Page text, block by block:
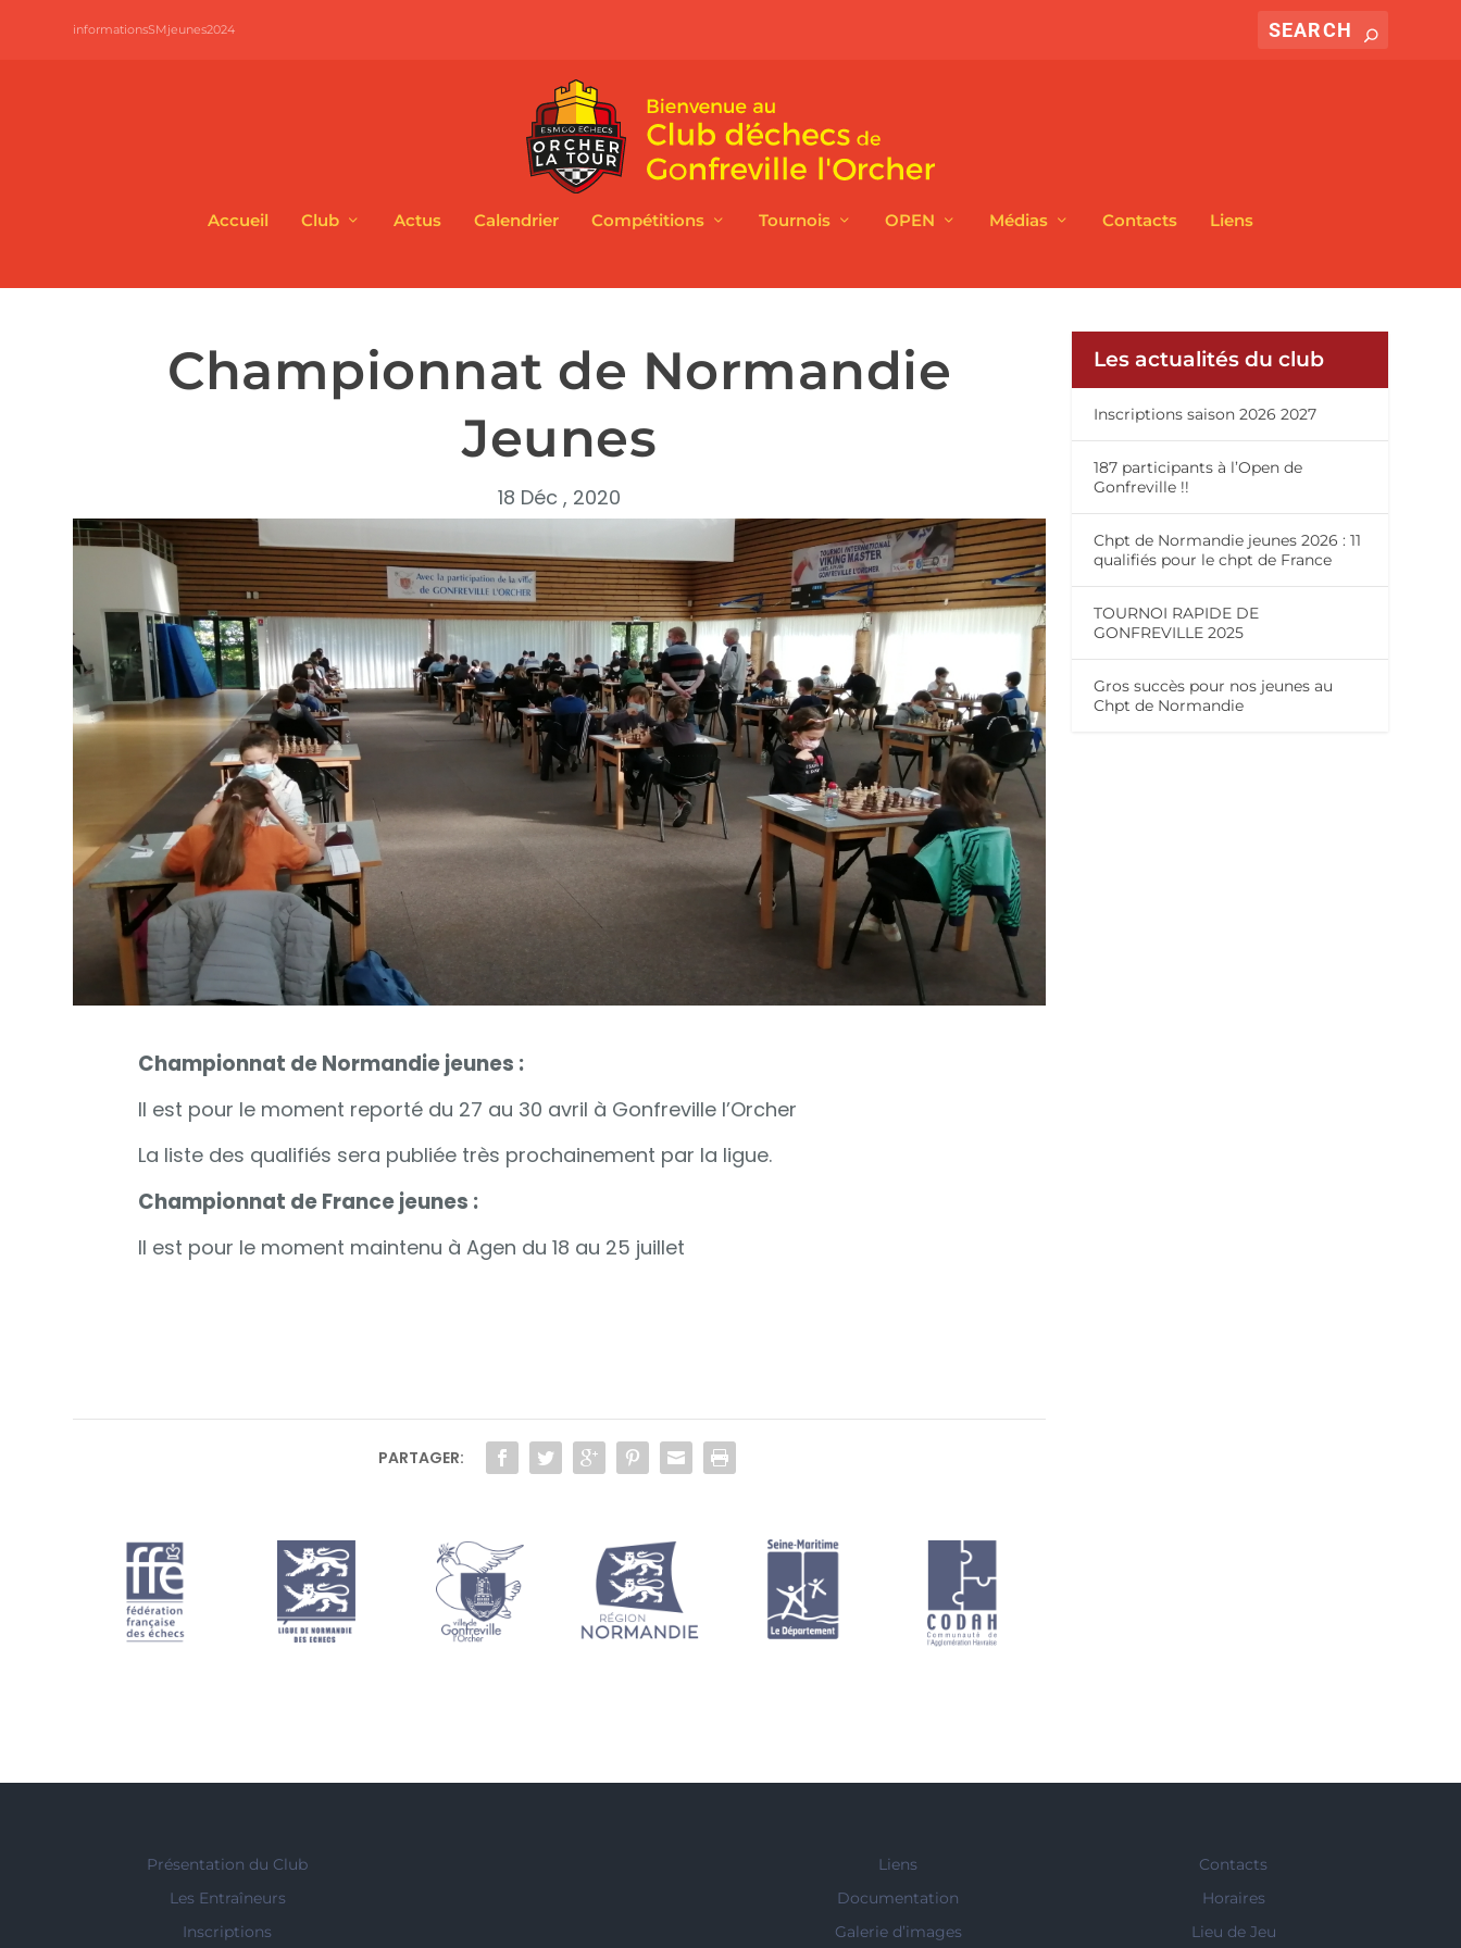
informationsSMjeunes2024
Accueil Club Actus Calendrier Compétitions Tournois OPEN Médias Contacts Liens
Championnat de Normandie
Jeunes
18 Déc , 2020
Championnat de Normandie jeunes :
Il est pour le moment reporté du 27 au 30 avril à Gonfreville l’Orcher
La liste des qualifiés sera publiée très prochainement par la ligue.
Championnat de France jeunes :
Il est pour le moment maintenu à Agen du 18 au 25 juillet
PARTAGER:
Les actualités du club
Inscriptions saison 2026 2027
187 participants à l’Open de
Gonfreville !!
Chpt de Normandie jeunes 2026 : 11
qualifiés pour le chpt de France
TOURNOI RAPIDE DE
GONFREVILLE 2025
Gros succès pour nos jeunes au
Chpt de Normandie
Présentation du Club
Les Entraîneurs
Inscriptions
Liens
Documentation
Galerie d’images
Contacts
Horaires
Lieu de Jeu